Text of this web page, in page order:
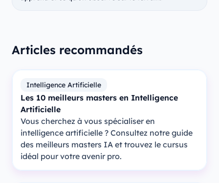
Articles recommandés
Intelligence Artificielle
Les 10 meilleurs masters en Intelligence
Artificielle
Vous cherchez à vous spécialiser en
intelligence artificielle ? Consultez notre guide
des meilleurs masters IA et trouvez le cursus
idéal pour votre avenir pro.